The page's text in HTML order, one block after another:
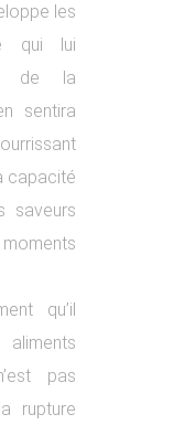
les
qui lui
de la
sentira
capacité
saveurs
qu’il
pas
rupture